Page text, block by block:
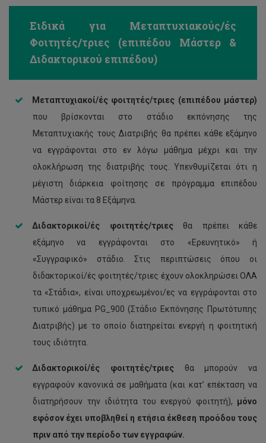
Ειδικά για Μεταπτυχιακούς/ές
Φοιτητές/τριες (επιπέδου Μάστερ &
Διδακτορικού επιπέδου)
Μεταπτυχιακοί/ές φοιτητές/τριες (επιπέδου μάστερ)
που βρίσκονται στο στάδιο εκπόνησης της
Μεταπτυχιακής τους Διατριβής θα πρέπει κάθε εξάμηνο
να εγγράφονται στο εν λόγω μάθημα μέχρι και την
ολοκλήρωση της διατριβής τους. Υπενθυμίζεται ότι η
μέγιστη διάρκεια φοίτησης σε πρόγραμμα επιπέδου
Μάστερ είναι τα 8 Εξάμηνα.
Διδακτορικοί/ές φοιτητές/τριεςθα πρέπει κάθε
εξάμηνο να εγγράφονται στο «Ερευνητικό» ή
«Συγγραφικό» στάδιο. Στις περιπτώσεις όπου οι
διδακτορικοί/ές φοιτητές/τριες έχουν ολοκληρώσει ΟΛΑ
τα «Στάδια», είναι υποχρεωμένοι/ες να εγγράφονται στο
τυπικό μάθημα PG_900 (Στάδιο Εκπόνησης Πρωτότυπης
Διατριβής) με το οποίο διατηρείται ενεργή η φοιτητική
τους ιδιότητα.
Διδακτορικοί/ές φοιτητές/τριεςθα μπορούν να
εγγραφούν κανονικά σε μαθήματα (και κατ’ επέκταση να
διατηρήσουν την ιδιότητα του ενεργού φοιτητή), μόνο
εφόσον έχει υποβληθεί η ετήσια έκθεση προόδου τους
πριν από την περίοδο των εγγραφών.